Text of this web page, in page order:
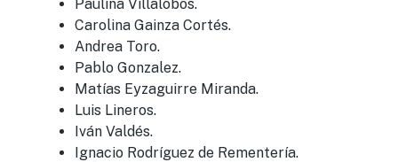
Paulina Villalobos.
Carolina Gainza Cortés.
Andrea Toro.
Pablo Gonzalez.
Matías Eyzaguirre Miranda.
Luis Lineros.
Iván Valdés.
Ignacio Rodríguez de Rementería.